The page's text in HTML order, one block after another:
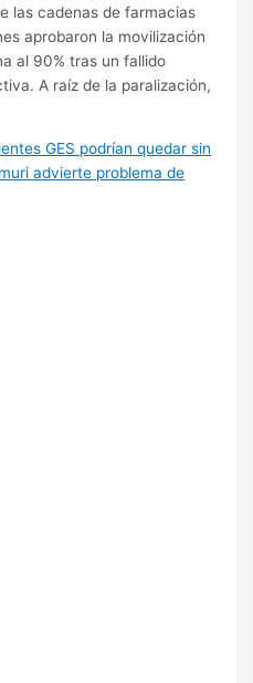
las cadenas de farmacias
aprobaron la movilización
al 90% tras un fallido
A raíz de la paralización,
GES podrían quedar sin
advierte problema de